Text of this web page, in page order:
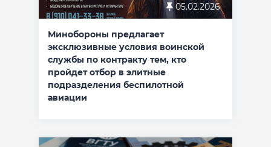
05.02.2026
Минобороны предлагает
эксклюзивные условия воинской
службы по контракту тем, кто
пройдет отбор в элитные
подразделения беспилотной
авиации